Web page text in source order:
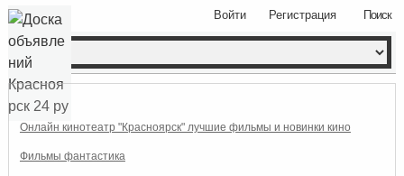
Поиск
Войти Регистрация
Онлайн кинотеатр "Красноярск" лучшие фильмы и новинки кино
Фильмы фантастика